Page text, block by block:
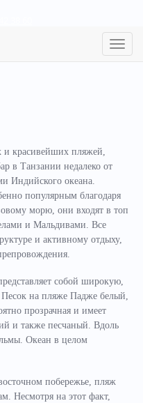
Toggle
красивейших пляжей,
в Танзании недалеко от
Индийского океана.
популярным благодаря
морю, они входят в топ
и Мальдивами. Все
и активному отдыху,
собой широкую,
на пляже Падже белый,
прозрачная и имеет
и также песчаный. Вдоль
Океан в целом
побережье, пляж
Несмотря на этот факт,